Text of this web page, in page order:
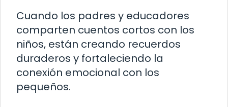
Cuando los padres y educadores
comparten cuentos cortos con los
niños, están creando recuerdos
duraderos y fortaleciendo la
conexión emocional con los
pequeños.